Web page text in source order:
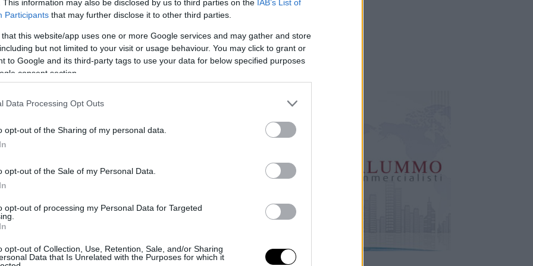
This information may also be disclosed by us to third parties on the IAB’s List of
Participants that may further disclose it to other third parties.
that this website/app uses one or more Google services and may gather and store
but not limited to your visit or usage behaviour. You may click to grant or
to Google and its third-party tags to use your data for below specified purposes
consent section.
Data Processing Opt Outs
opt-out of the Sharing of my personal data.
opt-out of the Sale of my Personal Data.
opt-out of processing my Personal Data for Targeted
opt-out of Collection, Use, Retention, Sale, and/or Sharing
Data that Is Unrelated with the Purposes for which it
oggettivamente per completare serve ancora di
comporta un po’ una lungaggine burocratica
fa, deve maturare per circa ventotto giorni.
ispettive, direttamente qua sopra cercando di
disettembre.